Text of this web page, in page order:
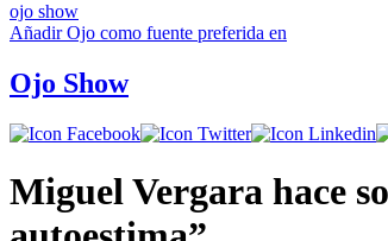
ojo show
AñadirOjo como fuente preferida en
Ojo Show
Miguel Vergara hace